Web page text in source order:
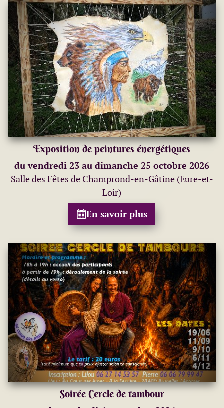
Exposition de peintures énergétiques
du vendredi 23 au dimanche 25 octobre 2026
Salle des Fêtes de Champrond-en-Gâtine (Eure-et-
Loir)
En savoir plus
Soirée Cercle de tambour